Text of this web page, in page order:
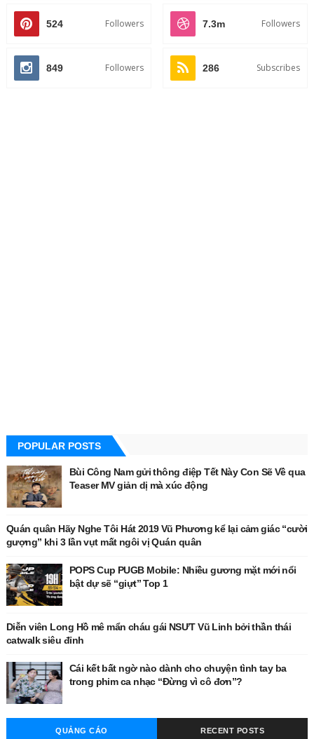
524 Followers 7.3m Followers
849 Followers 286 Subscribes
POPULAR POSTS
Bùi Công Nam gửi thông điệp Tết Này Con Sẽ Về qua
Teaser MV giản dị mà xúc động
Quán quân Hãy Nghe Tôi Hát 2019 Vũ Phương kể lại cảm giác “cười
gượng” khi 3 lần vụt mất ngôi vị Quán quân
POPS Cup PUGB Mobile: Nhiều gương mặt mới nổi
bật dự sẽ “giựt” Top 1
Diễn viên Long Hồ mê mẩn cháu gái NSƯT Vũ Linh bởi thần thái
catwalk siêu đỉnh
Cái kết bất ngờ nào dành cho chuyện tình tay ba
trong phim ca nhạc “Đừng vì cô đơn”?
QUẢNG CÁO RECENT POSTS